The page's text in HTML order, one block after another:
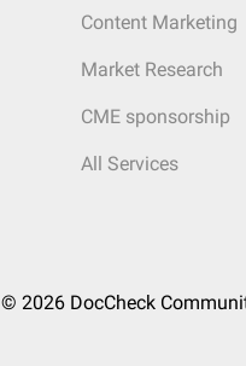
Content Marketing
Market Research
CME sponsorship
All Services
© 2026 DocCheck